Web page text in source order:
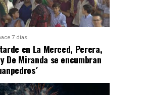
7 días
en La Merced, Perera,
De Miranda se encumbran